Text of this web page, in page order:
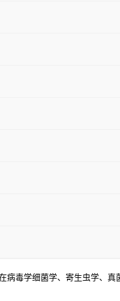
毒学细菌学、寄生虫学、